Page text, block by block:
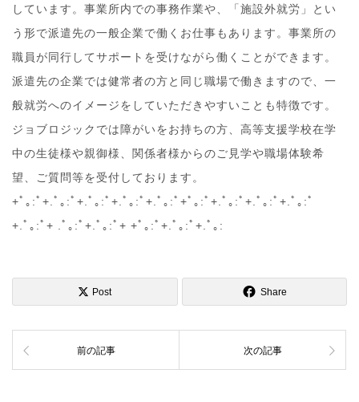
しています。事業所内での事務作業や、「施設外就労」とい
う形で派遣先の一般企業で働くお仕事もあります。事業所の
職員が同行してサポートを受けながら働くことができます。
派遣先の企業では健常者の方と同じ職場で働きますので、一
般就労へのイメージをしていただきやすいことも特徴です。
ジョブロジックでは障がいをお持ちの方、高等支援学校在学
中の生徒様や親御様、関係者様からのご見学や職場体験希
望、ご質問等を受付しております。
+ﾟ｡:ﾟ+.ﾟ｡:ﾟ+.ﾟ｡:ﾟ+.ﾟ｡:ﾟ+.ﾟ｡:ﾟ+ﾟ｡:ﾟ+.ﾟ｡:ﾟ+.ﾟ｡:ﾟ+.ﾟ｡:ﾟ
+.ﾟ｡:ﾟ+ .ﾟ｡:ﾟ+.ﾟ｡:ﾟ+ +ﾟ｡:ﾟ+.ﾟ｡:ﾟ+.ﾟ｡:
Post Share
前の記事 次の記事